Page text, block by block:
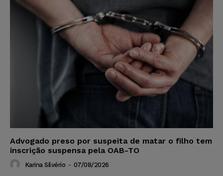
Advogado preso por suspeita de matar o filho tem
inscrição suspensa pela OAB-TO
Karina Silvério - 07/08/2026